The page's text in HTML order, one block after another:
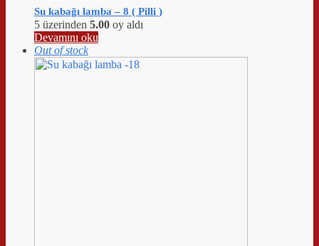
Su kabağı lamba – 8 ( Pilli )
5 üzerinden 5.00 oy aldı
Devamını oku
Out of stock